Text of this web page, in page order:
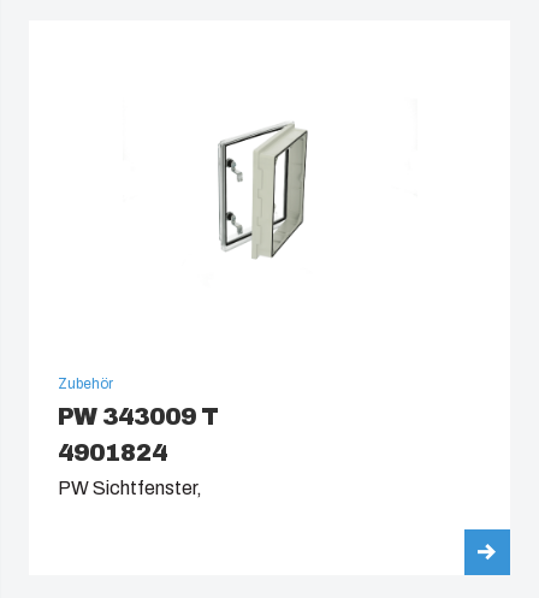
Zubehör
PW 343009 T
4901824
PW Sichtfenster,